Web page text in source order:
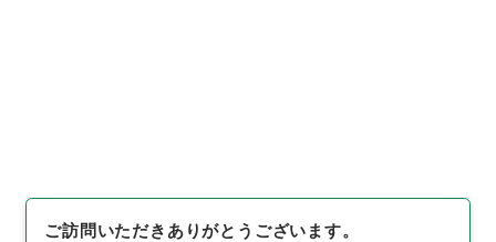
ご訪問いただきありがとうございます。